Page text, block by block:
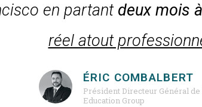
en partant deux mois
réel atout
ÉRIC COMBALBERT
Président Directeur Général
Education Group